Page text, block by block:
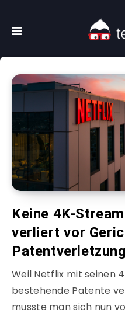
Keine 4K-
verliert vor
Patentverletzung
Weil Netflix mit seinen
bestehende Patente
musste man sich nun